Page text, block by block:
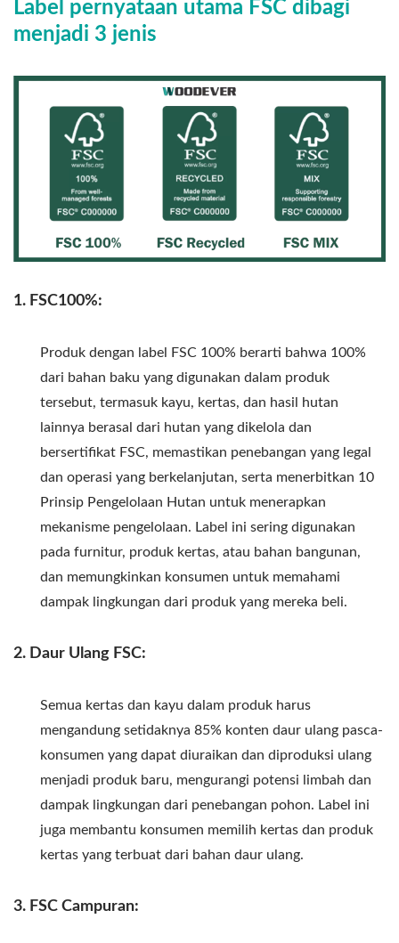
Label pernyataan utama FSC dibagi
menjadi 3 jenis
1. FSC100%:
Produk dengan label FSC 100% berarti bahwa 100%
dari bahan baku yang digunakan dalam produk
tersebut, termasuk kayu, kertas, dan hasil hutan
lainnya berasal dari hutan yang dikelola dan
bersertifikat FSC, memastikan penebangan yang legal
dan operasi yang berkelanjutan, serta menerbitkan 10
Prinsip Pengelolaan Hutan untuk menerapkan
mekanisme pengelolaan. Label ini sering digunakan
pada furnitur, produk kertas, atau bahan bangunan,
dan memungkinkan konsumen untuk memahami
dampak lingkungan dari produk yang mereka beli.
2. Daur Ulang FSC:
Semua kertas dan kayu dalam produk harus
mengandung setidaknya 85% konten daur ulang pasca-
konsumen yang dapat diuraikan dan diproduksi ulang
menjadi produk baru, mengurangi potensi limbah dan
dampak lingkungan dari penebangan pohon. Label ini
juga membantu konsumen memilih kertas dan produk
kertas yang terbuat dari bahan daur ulang.
3. FSC Campuran: